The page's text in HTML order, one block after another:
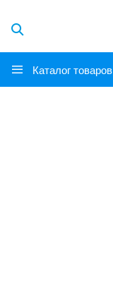
Каталог товаров